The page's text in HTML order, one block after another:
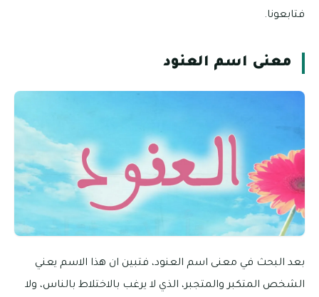
فتابعونا.
معنى اسم العنود
بعد البحث في معنى اسم العنود، فتبين ان هذا الاسم يعني
الشخص المتكبر والمتجبر، الذي لا يرغب بالاختلاط بالناس، ولا